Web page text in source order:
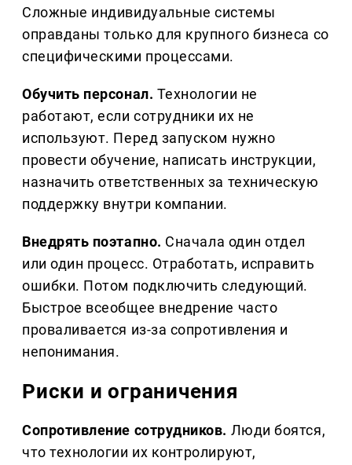
Сложные индивидуальные системы
оправданы только для крупного бизнеса со
специфическими процессами.
Обучить персонал. Технологии не
работают, если сотрудники их не
используют. Перед запуском нужно
провести обучение, написать инструкции,
назначить ответственных за техническую
поддержку внутри компании.
Внедрять поэтапно. Сначала один отдел
или один процесс. Отработать, исправить
ошибки. Потом подключить следующий.
Быстрое всеобщее внедрение часто
проваливается из-за сопротивления и
непонимания.
Риски и ограничения
Сопротивление сотрудников. Люди боятся,
что технологии их контролируют,